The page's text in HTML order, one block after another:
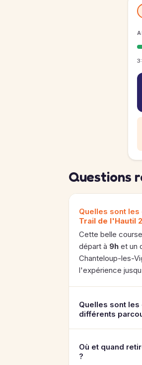
Questions
Quelles sont
Trail de l'Hautil
Cette belle
départ à 9h et un
Chanteloup-les-
l'expérience
Quelles sont
différents
Où et quand
?